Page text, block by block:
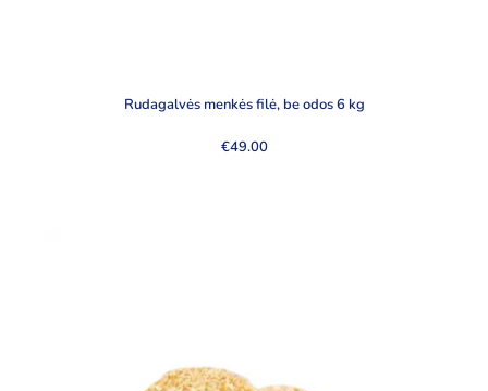
Rudagalvės menkės filė, be odos 6 kg
€49.00